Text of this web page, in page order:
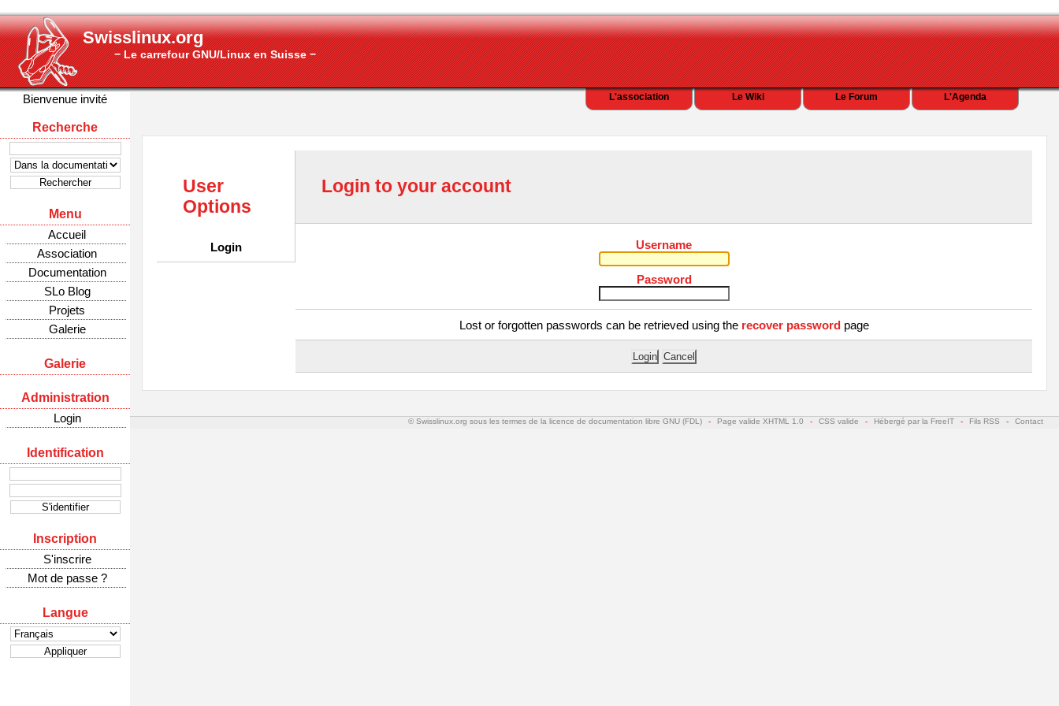
Swisslinux.org
− Le carrefour GNU/Linux en Suisse −
L'Agenda
Le Forum
Le Wiki
L'association
Bienvenue invité
Recherche
Menu
Accueil
Association
Documentation
SLo Blog
Projets
Galerie
Galerie
Administration
Login
Identification
Inscription
S'inscrire
Mot de passe ?
Langue
User
Options
Login
Login to your account
Username
Password
Lost or forgotten passwords can be retrieved using the recover passwordpage
© Swisslinux.org sous les termes de la licence de documentation libre GNU (FDL) - Page valide XHTML 1.0 - CSS valide - Hébergé par la FreeIT - Fils RSS - Contact